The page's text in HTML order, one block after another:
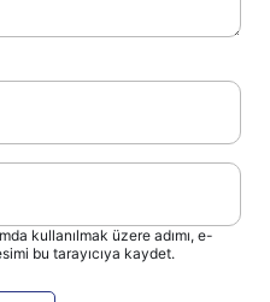
kullanılmak üzere adımı, e-
bu tarayıcıya kaydet.